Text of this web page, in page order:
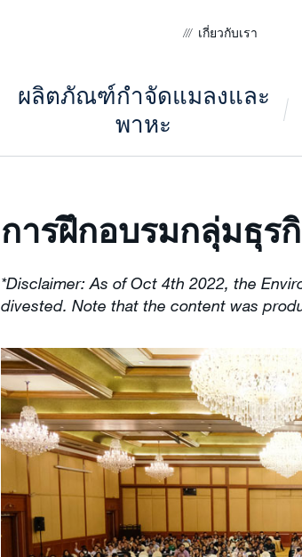
เกี่ยวกับเรา
ผลิตภัณฑ์กำจัดแมลงและ
พาหะ
การฝึกอบรมกลุ่มธุร
*Disclaimer: As of Oct 4th 2022, the
divested. Note that the content was